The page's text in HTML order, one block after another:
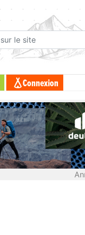
Connexion